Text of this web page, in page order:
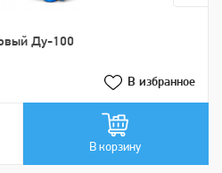
Ду-100
В избранное
В корзину